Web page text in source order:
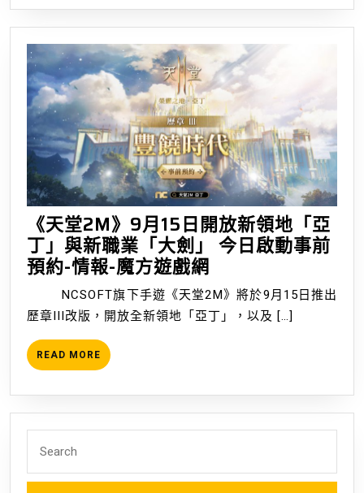
案、
魔
答
題
題
庫
《天堂2M》9月15日開放新領地「亞
丁」與新職業「大劍」 今日啟動事前
預約-情報-魔方遊戲網
堂
2M》
9
日
開
放
領
NCSOFT旗下手遊《天堂2M》將於9月15日推出
歷章III改版，開放全新領地「亞丁」，以及 […]
READ MORE READ
MORE
for: